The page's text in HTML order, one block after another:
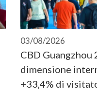
03/08/2026
CBD
dimensione
+33,4% di